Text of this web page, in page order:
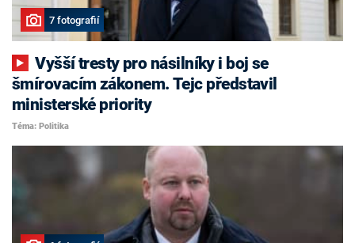
7 fotografií
Vyšší tresty pro násilníky i boj se
šmírovacím zákonem. Tejc představil
ministerské priority
Téma: Politika